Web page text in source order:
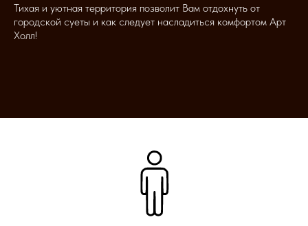
Тихая и уютная территория позволит Вам отдохнуть от
городской суеты и как следует насладиться комфортом Арт
Холл!